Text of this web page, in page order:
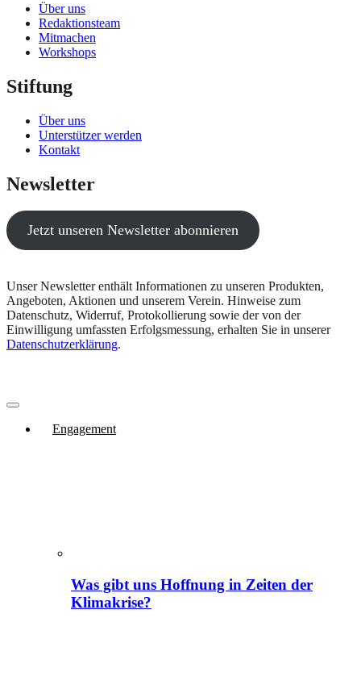
Über uns
Redaktionsteam
Mitmachen
Workshops
Stiftung
Über uns
Unterstützer werden
Kontakt
Newsletter
Jetzt unseren Newsletter abonnieren
Unser Newsletter enthält Informationen zu unseren Produkten,
Angeboten, Aktionen und unserem Verein. Hinweise zum
Datenschutz, Widerruf, Protokollierung sowie der von der
Einwilligung umfassten Erfolgsmessung, erhalten Sie in unserer
Datenschutzerklärung.
Engagement
Was gibt uns Hoffnung in Zeiten der
Klimakrise?